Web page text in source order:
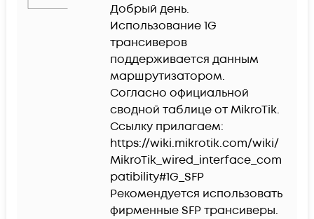
Добрый день.
Использование 1G
трансиверов
поддерживается данным
маршрутизатором.
Согласно официальной
сводной таблице от MikroTik.
Ссылку прилагаем:
https://wiki.mikrotik.com/wiki/
MikroTik_wired_interface_com
patibility#1G_SFP
Рекомендуется использовать
фирменные SFP трансиверы.